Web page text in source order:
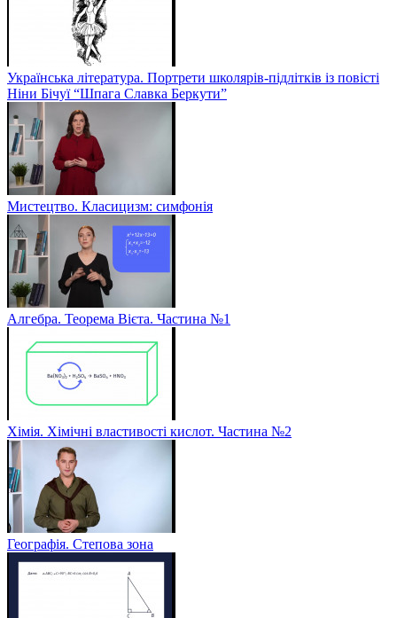
Українська література. Портрети школярів-підлітків із повісті
Ніни Бічуї “Шпага Славка Беркути”
Мистецтво. Класицизм: симфонія
Алгебра. Теорема Вієта. Частина №1
Хімія. Хімічні властивості кислот. Частина №2
Географія. Степова зона